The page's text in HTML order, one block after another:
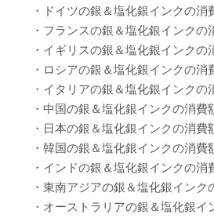
・ドイツの銀＆塩化銀インクの消
・フランスの銀＆塩化銀インクの
・イギリスの銀＆塩化銀インクの
・ロシアの銀＆塩化銀インクの消
・イタリアの銀＆塩化銀インクの
・中国の銀＆塩化銀インクの消費
・日本の銀＆塩化銀インクの消費
・韓国の銀＆塩化銀インクの消費
・インドの銀＆塩化銀インクの消
・東南アジアの銀＆塩化銀インク
・オーストラリアの銀＆塩化銀イ